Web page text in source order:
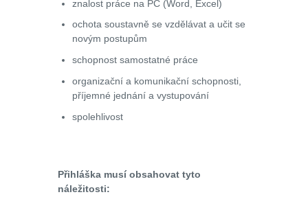
znalost práce na PC (Word, Excel)
ochota soustavně se vzdělávat a učit se
novým postupům
schopnost samostatné práce
organizační a komunikační schopnosti,
příjemné jednání a vystupování
spolehlivost
Přihláška musí obsahovat tyto
náležitosti: